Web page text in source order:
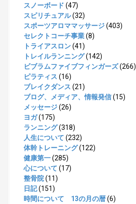
スノーボード (47)
スピリチュアル(32)
スポーツアロママッサージ(403)
セレクトコーチ事業(8)
トライアスロン(41)
トレイルランニング(142)
ビブラムファイブフィンガーズ(266)
ピラティス (16)
ブレイクダンス (21)
ブログ、メディア、情報発信(15)
メッセージ(26)
ヨガ(175)
ランニング(318)
人生について (232)
体幹トレーニング(122)
健康第一(285)
心について (17)
整骨院(11)
日記(151)
時間について 13の月の暦(6)